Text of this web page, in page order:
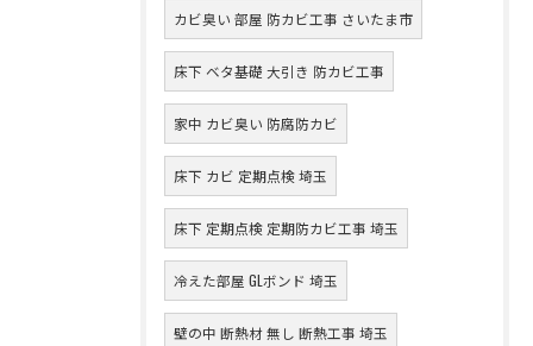
カビ臭い 部屋 防カビ工事 さいたま市
床下 ベタ基礎 大引き 防カビ工事
家中 カビ臭い 防腐防カビ
床下 カビ 定期点検 埼玉
床下 定期点検 定期防カビ工事 埼玉
冷えた部屋 GLボンド 埼玉
壁の中 断熱材 無し 断熱工事 埼玉